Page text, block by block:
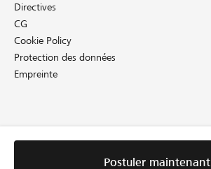
Postuler maintenant
Directives
CG
Cookie Policy
Protection des données
Empreinte